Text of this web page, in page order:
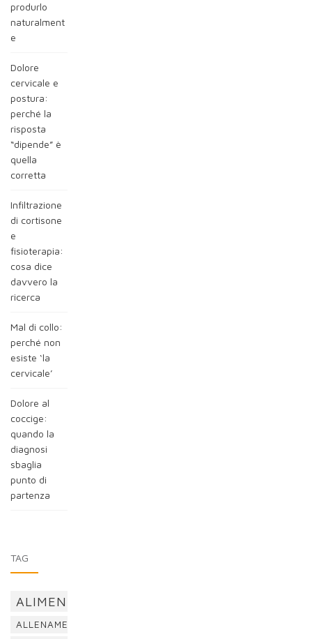
produrlo
naturalment
e
Dolore
cervicale e
postura:
perché la
risposta
“dipende” è
quella
corretta
Infiltrazione
di cortisone
e
fisioterapia:
cosa dice
davvero la
ricerca
Mal di collo:
perché non
esiste ‘la
cervicale’
Dolore al
coccige:
quando la
diagnosi
sbaglia
punto di
partenza
TAG
ALIMENTAZIONE
ALLENAMENTO